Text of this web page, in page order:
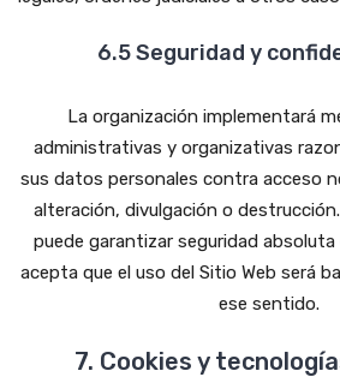
6.5 Seguridad y
La organización implementará
administrativas y organizativas
sus datos personales contra acceso
alteración, divulgación o
puede garantizar seguridad
acepta que el uso del Sitio Web será
ese sentido.
7. Cookies y